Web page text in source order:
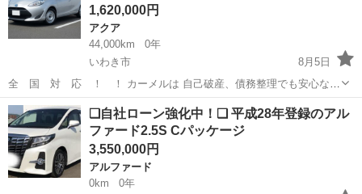
1,620,000円
アクア
44,000km
0年
いわき市
8月5日
全 国 対 応 ！ ！ カーメルは 自己破産、債務整理でも安心な
『次世代の低与信ローン』を取り扱っております！ 今 回 紹
介 す る お 車 は こ ち ら ！ ！ ■車両本体価格：...
福島 いわき市 アクア ローン
❑自社ローン強化中！❑ 平成28年登録のアル
ファード2.5S Cパッケージ
3,550,000円
アルファード
0km
0年